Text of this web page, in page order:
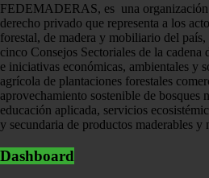
FEDEMADERAS, es una
derecho privado que representa a los
forestal, de madera y mobiliario del
cinco Consejos Sectoriales de la
e iniciativas económicas, ambientales y
agrícola de plantaciones forestales
aprovechamiento sostenible de bosques
educación aplicada, servicios
y secundaria de productos maderables y
Dashboard